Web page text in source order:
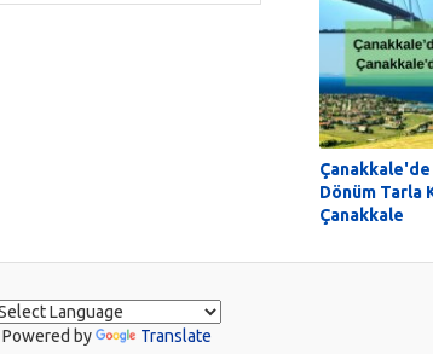
Çanakkale'de
Dönüm Tarla
Çanakkale
Powered by Translate